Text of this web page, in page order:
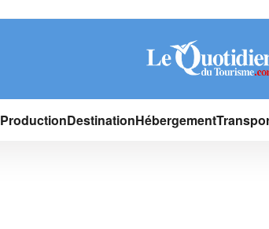
ProductionDestinationHébergement